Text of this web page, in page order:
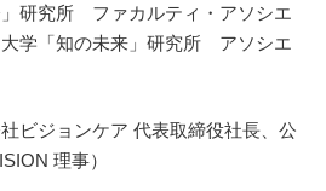
」研究所 ファカルティ・アソシエ
学「知の未来」研究所 アソシエ
ビジョンケア 代表取締役社長、公
理事）